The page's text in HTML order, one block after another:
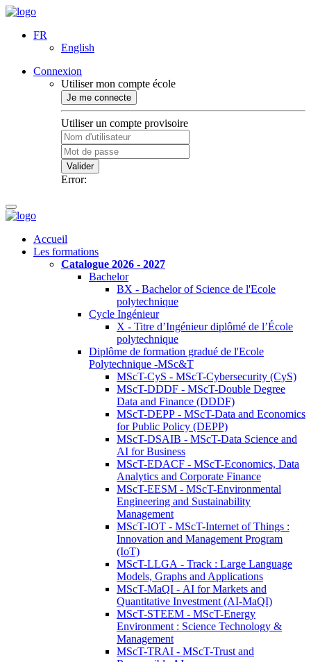
FR
English
Connexion
Utiliser mon compte école
Je me connecte
Utiliser un compte provisoire
Valider
Error:
Accueil
Les formations
Catalogue 2026 - 2027
Bachelor
BX - Bachelor of Science de l'Ecole
polytechnique
Cycle Ingénieur
X - Titre d’Ingénieur diplômé de l’École
polytechnique
Diplôme de formation gradué de l'Ecole
Polytechnique -MSc&T
MScT-CyS - MScT-Cybersecurity (CyS)
MScT-DDDF - MScT-Double Degree
Data and Finance (DDDF)
MScT-DEPP - MScT-Data and Economics
for Public Policy (DEPP)
MScT-DSAIB - MScT-Data Science and
AI for Business
MScT-EDACF - MScT-Economics, Data
Analytics and Corporate Finance
MScT-EESM - MScT-Environmental
Engineering and Sustainability
Management
MScT-IOT - MScT-Internet of Things :
Innovation and Management Program
(IoT)
MScT-LLGA - Track : Large Language
Models, Graphs and Applications
MScT-MaQI - AI for Markets and
Quantitative Investment (AI-MaQI)
MScT-STEEM - MScT-Energy
Environment : Science Technology &
Management
MScT-TRAI - MScT-Trust and